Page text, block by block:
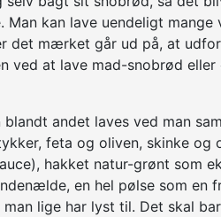
Man kan lave uendeligt mange
det mærket går ud på, at
ved at lave mad-snobrød
andet laves ved man
feta og oliven, skinke og
hakket natur-grønt som
en hel pølse som en
lige har lyst til. Det skal